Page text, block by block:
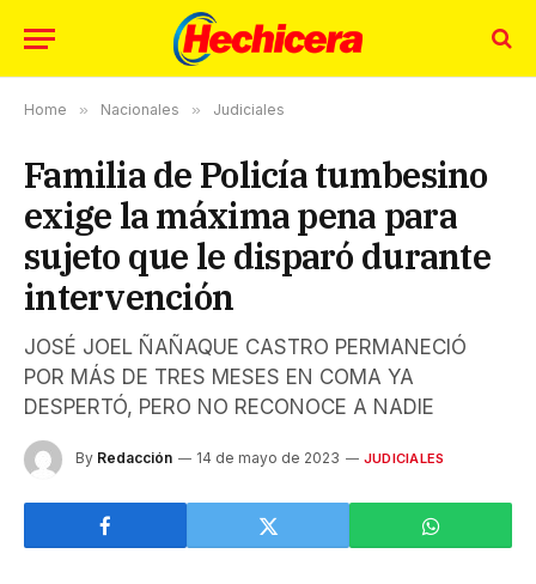
Home » Nacionales » Judiciales
Familia de Policía tumbesino
exige la máxima pena para
sujeto que le disparó durante
intervención
JOSÉ JOEL ÑAÑAQUE CASTRO PERMANECIÓ
POR MÁS DE TRES MESES EN COMA YA
DESPERTÓ, PERO NO RECONOCE A NADIE
By Redacción 14 de mayo de 2023 JUDICIALES